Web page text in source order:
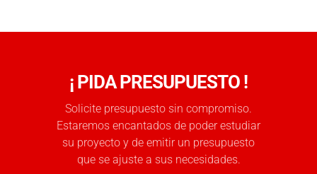
¡ PIDA PRESUPUESTO !
Solicite presupuesto sin compromiso.
Estaremos encantados de poder estudiar
su proyecto y de emitir un presupuesto
que se ajuste a sus necesidades.